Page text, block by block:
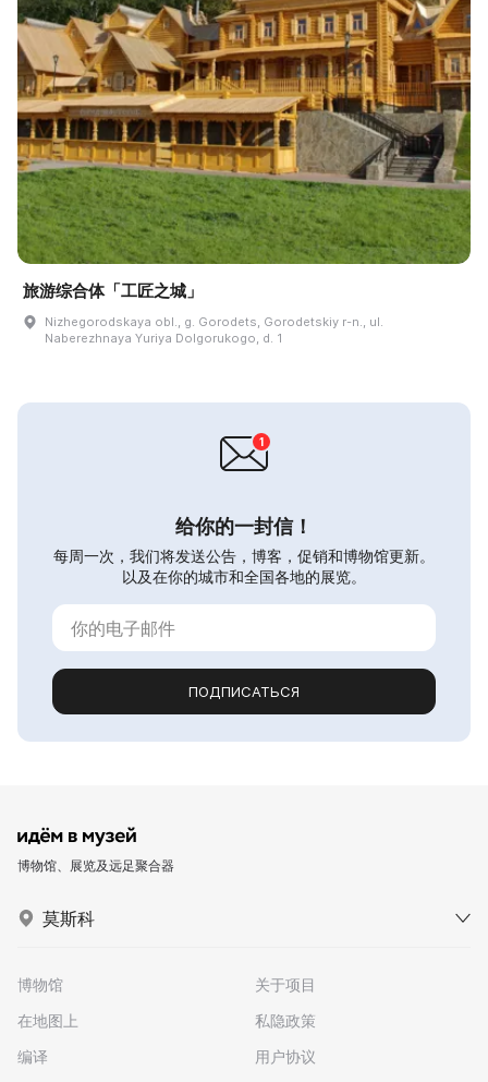
旅游综合体「工匠之城」
Nizhegorodskaya obl., g. Gorodets, Gorodetskiy r-n., ul.
Naberezhnaya Yuriya Dolgorukogo, d. 1
给你的一封信！
每周一次，我们将发送公告，博客，促销和博物馆更新。
以及在你的城市和全国各地的展览。
ПОДПИСАТЬСЯ
博物馆、展览及远足聚合器
莫斯科
博物馆
在地图上
编译
关于项目
私隐政策
用户协议